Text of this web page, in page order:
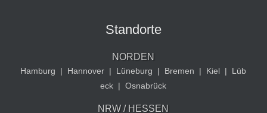
Standorte
NORDEN
Hamburg | Hannover | Lüneburg | Bremen | Kiel |
Lüb
eck | Osnabrück
NRW / HESSEN